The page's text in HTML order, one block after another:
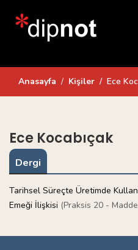
Anasayfa Kişiler Ece
Ece Kocabıçak
Dergi
Tarihsel Süreçte Üretimde
Emeği İlişkisi (Praksis 20 -